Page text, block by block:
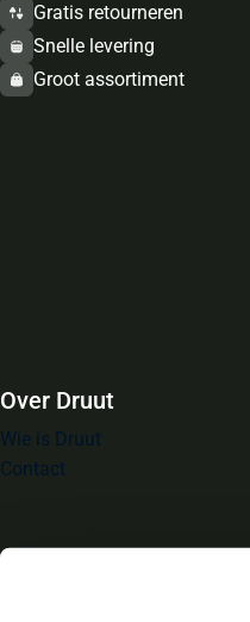
Gratis retourneren
Snelle levering
Groot assortiment
Over Druut
Wie is Druut
Contact